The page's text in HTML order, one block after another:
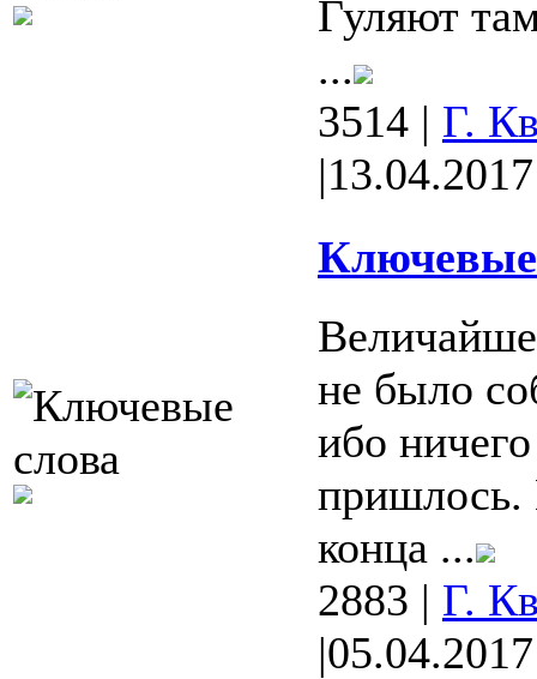
Гуляют
...
3514 | Г.
|13.04.2017
Ключевые
не было
ибо
пришлось.
конца ...
2883 | Г.
|05.04.2017